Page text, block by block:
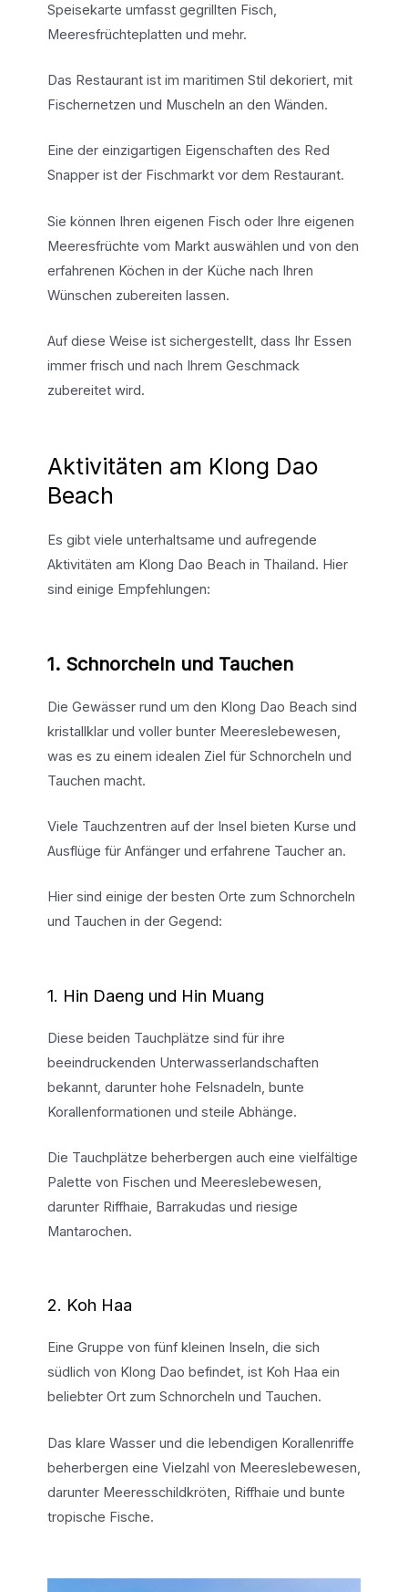
Speisekarte umfasst gegrillten Fisch,
Meeresfrüchteplatten und mehr.
Das Restaurant ist im maritimen Stil dekoriert, mit
Fischernetzen und Muscheln an den Wänden.
Eine der einzigartigen Eigenschaften des Red
Snapper ist der Fischmarkt vor dem Restaurant.
Sie können Ihren eigenen Fisch oder Ihre eigenen
Meeresfrüchte vom Markt auswählen und von den
erfahrenen Köchen in der Küche nach Ihren
Wünschen zubereiten lassen.
Auf diese Weise ist sichergestellt, dass Ihr Essen
immer frisch und nach Ihrem Geschmack
zubereitet wird.
Aktivitäten am Klong Dao
Beach
Es gibt viele unterhaltsame und aufregende
Aktivitäten am Klong Dao Beach in Thailand. Hier
sind einige Empfehlungen:
1. Schnorcheln und Tauchen
Die Gewässer rund um den Klong Dao Beach sind
kristallklar und voller bunter Meereslebewesen,
was es zu einem idealen Ziel für Schnorcheln und
Tauchen macht.
Viele Tauchzentren auf der Insel bieten Kurse und
Ausflüge für Anfänger und erfahrene Taucher an.
Hier sind einige der besten Orte zum Schnorcheln
und Tauchen in der Gegend:
1. Hin Daeng und Hin Muang
Diese beiden Tauchplätze sind für ihre
beeindruckenden Unterwasserlandschaften
bekannt, darunter hohe Felsnadeln, bunte
Korallenformationen und steile Abhänge.
Die Tauchplätze beherbergen auch eine vielfältige
Palette von Fischen und Meereslebewesen,
darunter Riffhaie, Barrakudas und riesige
Mantarochen.
2. Koh Haa
Eine Gruppe von fünf kleinen Inseln, die sich
südlich von Klong Dao befindet, ist Koh Haa ein
beliebter Ort zum Schnorcheln und Tauchen.
Das klare Wasser und die lebendigen Korallenriffe
beherbergen eine Vielzahl von Meereslebewesen,
darunter Meeresschildkröten, Riffhaie und bunte
tropische Fische.